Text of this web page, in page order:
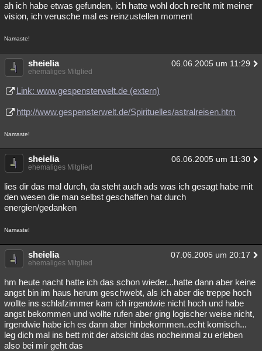
ah ich habe etwas gefunden, ich hatte wohl doch recht mit meiner
vision, ich verusche mal es reinzustellen moment
Namaste!
sheielia 06.06.2005 um 11:29
ehemaliges Mitglied
Link: www.gespensterwelt.de (extern)
http://www.gespensterwelt.de/Spirituelles/astralreisen.htm
Namaste!
sheielia 06.06.2005 um 11:30
ehemaliges Mitglied
lies dir das mal durch, da steht auch ads was ich gesagt habe mit
den wesen die man selbst geschaffen hat durch
energien/gedanken
Namaste!
sheielia 07.06.2005 um 20:17
ehemaliges Mitglied
hm heute nacht hatte ich das schon wieder...hatte dann aber keine
angst bin im haus herum geschwebt, als ich aber die treppe hoch
wollte ins schlafzimmer kam ich irgendwie nicht hoch und habe
angst bekommen und wollte rufen aber ging logischer weise nicht,
irgendwie habe ich es dann aber hinbekommen..echt komisch...
leg dich mal ins bett mit der absicht das nocheinmal zu erleben
also bei mir geht das